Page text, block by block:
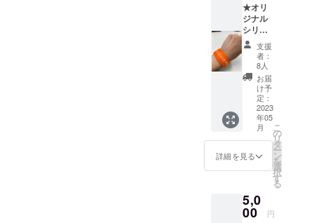
★オリ
ジナル
シリコ
ンリス
トバン
ド1個＋
ステッ
カー2枚
2023年
5月上旬
発送予
支援
者：
8人
お届
け予
定：
2023
年05
月
詳細を見る
こ
の
リ
タ
ー
ン
を
選
択
す
る
5,0
00 円